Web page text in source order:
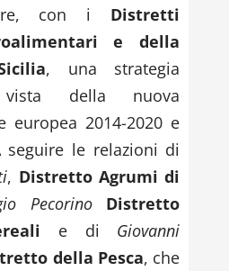
con i Distretti
e della
, una strategia
della nuova
europea 2014-2020 e
seguire le relazioni di
, Distretto Agrumi di
Pecorino
Distretto
e di Giovanni
della Pesca, che